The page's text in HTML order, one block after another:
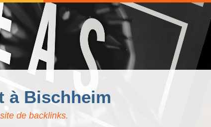
à Bischheim
de backlinks.